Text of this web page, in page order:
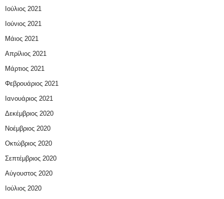
Ιούλιος 2021
Ιούνιος 2021
Μάιος 2021
Απρίλιος 2021
Μάρτιος 2021
Φεβρουάριος 2021
Ιανουάριος 2021
Δεκέμβριος 2020
Νοέμβριος 2020
Οκτώβριος 2020
Σεπτέμβριος 2020
Αύγουστος 2020
Ιούλιος 2020